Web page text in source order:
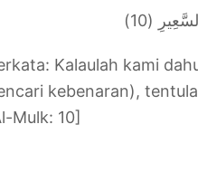
(10)
Kalaulah kami
kebenaran),
Mulk: 10]